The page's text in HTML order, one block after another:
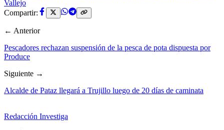
Vallejo
Compartir:
← Anterior
Pescadores rechazan suspensión de la pesca de pota dispuesta por
Produce
Siguiente →
Alcalde de Pataz llegará a Trujillo luego de 20 días de caminata
Redacción Investiga